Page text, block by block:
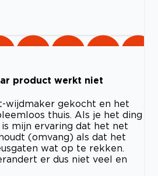
product werkt niet
wijdmaker gekocht en het
thuis. Als je het ding
mijn ervaring dat het net
(omvang) als dat het
wat op te rekken.
er dus niet veel en